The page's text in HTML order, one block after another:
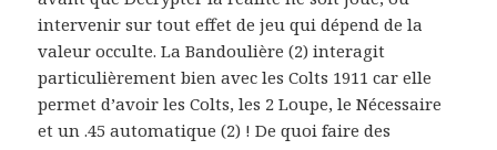
intervenir sur tout effet de jeu qui dépend de la
valeur occulte. La Bandoulière (2) interagit
particulièrement bien avec les Colts 1911 car elle
permet d’avoir les Colts, les 2 Loupe, le Nécessaire
et un .45 automatique (2) ! De quoi faire des